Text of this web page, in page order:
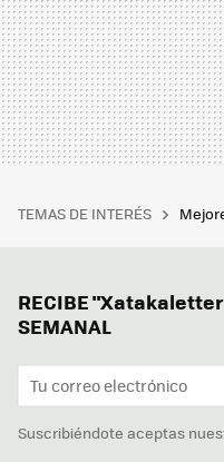
TEMAS DE INTERÉS
RECIBE
SEMANAL
Suscribiéndote aceptas